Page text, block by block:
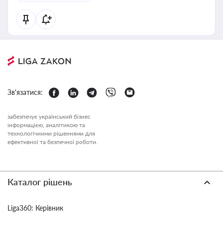
Зв'язатися:
забезпечує український бізнес
інформацією, аналітикою та
технологічними рішеннями для
ефективної та безпечної роботи.
Каталог рішень
Liga360: Керівник